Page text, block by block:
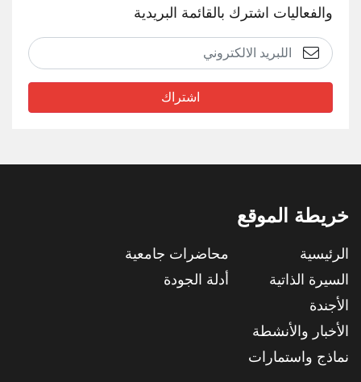
والفعاليات اشترك بالقائمة البريدية
اشتراك
خريطة الموقع
الرئيسية
السيرة الذاتية
الأجندة
الأخبار والأنشطة
نماذج واستمارات
محاضرات جامعية
أدلة الجودة